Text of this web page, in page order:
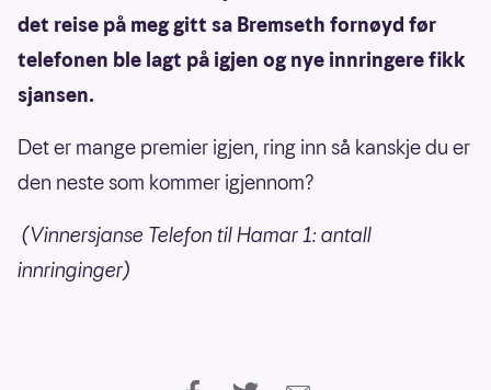
det reise på meg gitt sa Bremseth fornøyd før
telefonen ble lagt på igjen og nye innringere fikk
sjansen.
Det er mange premier igjen, ring inn så kanskje du er
den neste som kommer igjennom?
(Vinnersjanse Telefon til Hamar 1: antall
innringinger)